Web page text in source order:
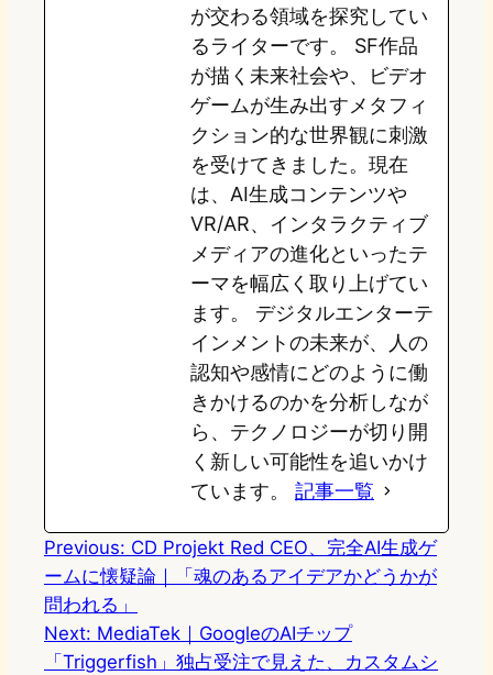
n
k
が交わる領域を探究してい
るライターです。 SF作品
が描く未来社会や、ビデオ
ゲームが生み出すメタフィ
クション的な世界観に刺激
を受けてきました。現在
は、AI生成コンテンツや
VR/AR、インタラクティブ
メディアの進化といったテ
ーマを幅広く取り上げてい
ます。 デジタルエンターテ
インメントの未来が、人の
認知や感情にどのように働
きかけるのかを分析しなが
ら、テクノロジーが切り開
く新しい可能性を追いかけ
ています。 記事一覧
Previous: CD Projekt Red CEO、完全AI生成ゲ
ームに懐疑論｜「魂のあるアイデアかどうかが
問われる」
Next: MediaTek｜GoogleのAIチップ
「Triggerfish」独占受注で見えた、カスタムシ